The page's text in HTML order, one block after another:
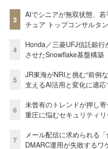
3
AIでシニアが無双状態、
チュア トップコンサルタ
4
Honda／三菱UFJ信託銀行
させたSnowflake基盤構築
5
JR東海がNRIと挑む“前例
支えるAI活用と変化に適
6
未曾有のトレンドが押し
重圧に悩むセキュリティ
7
メール配信に求められる
DMARC運用が失敗するワ